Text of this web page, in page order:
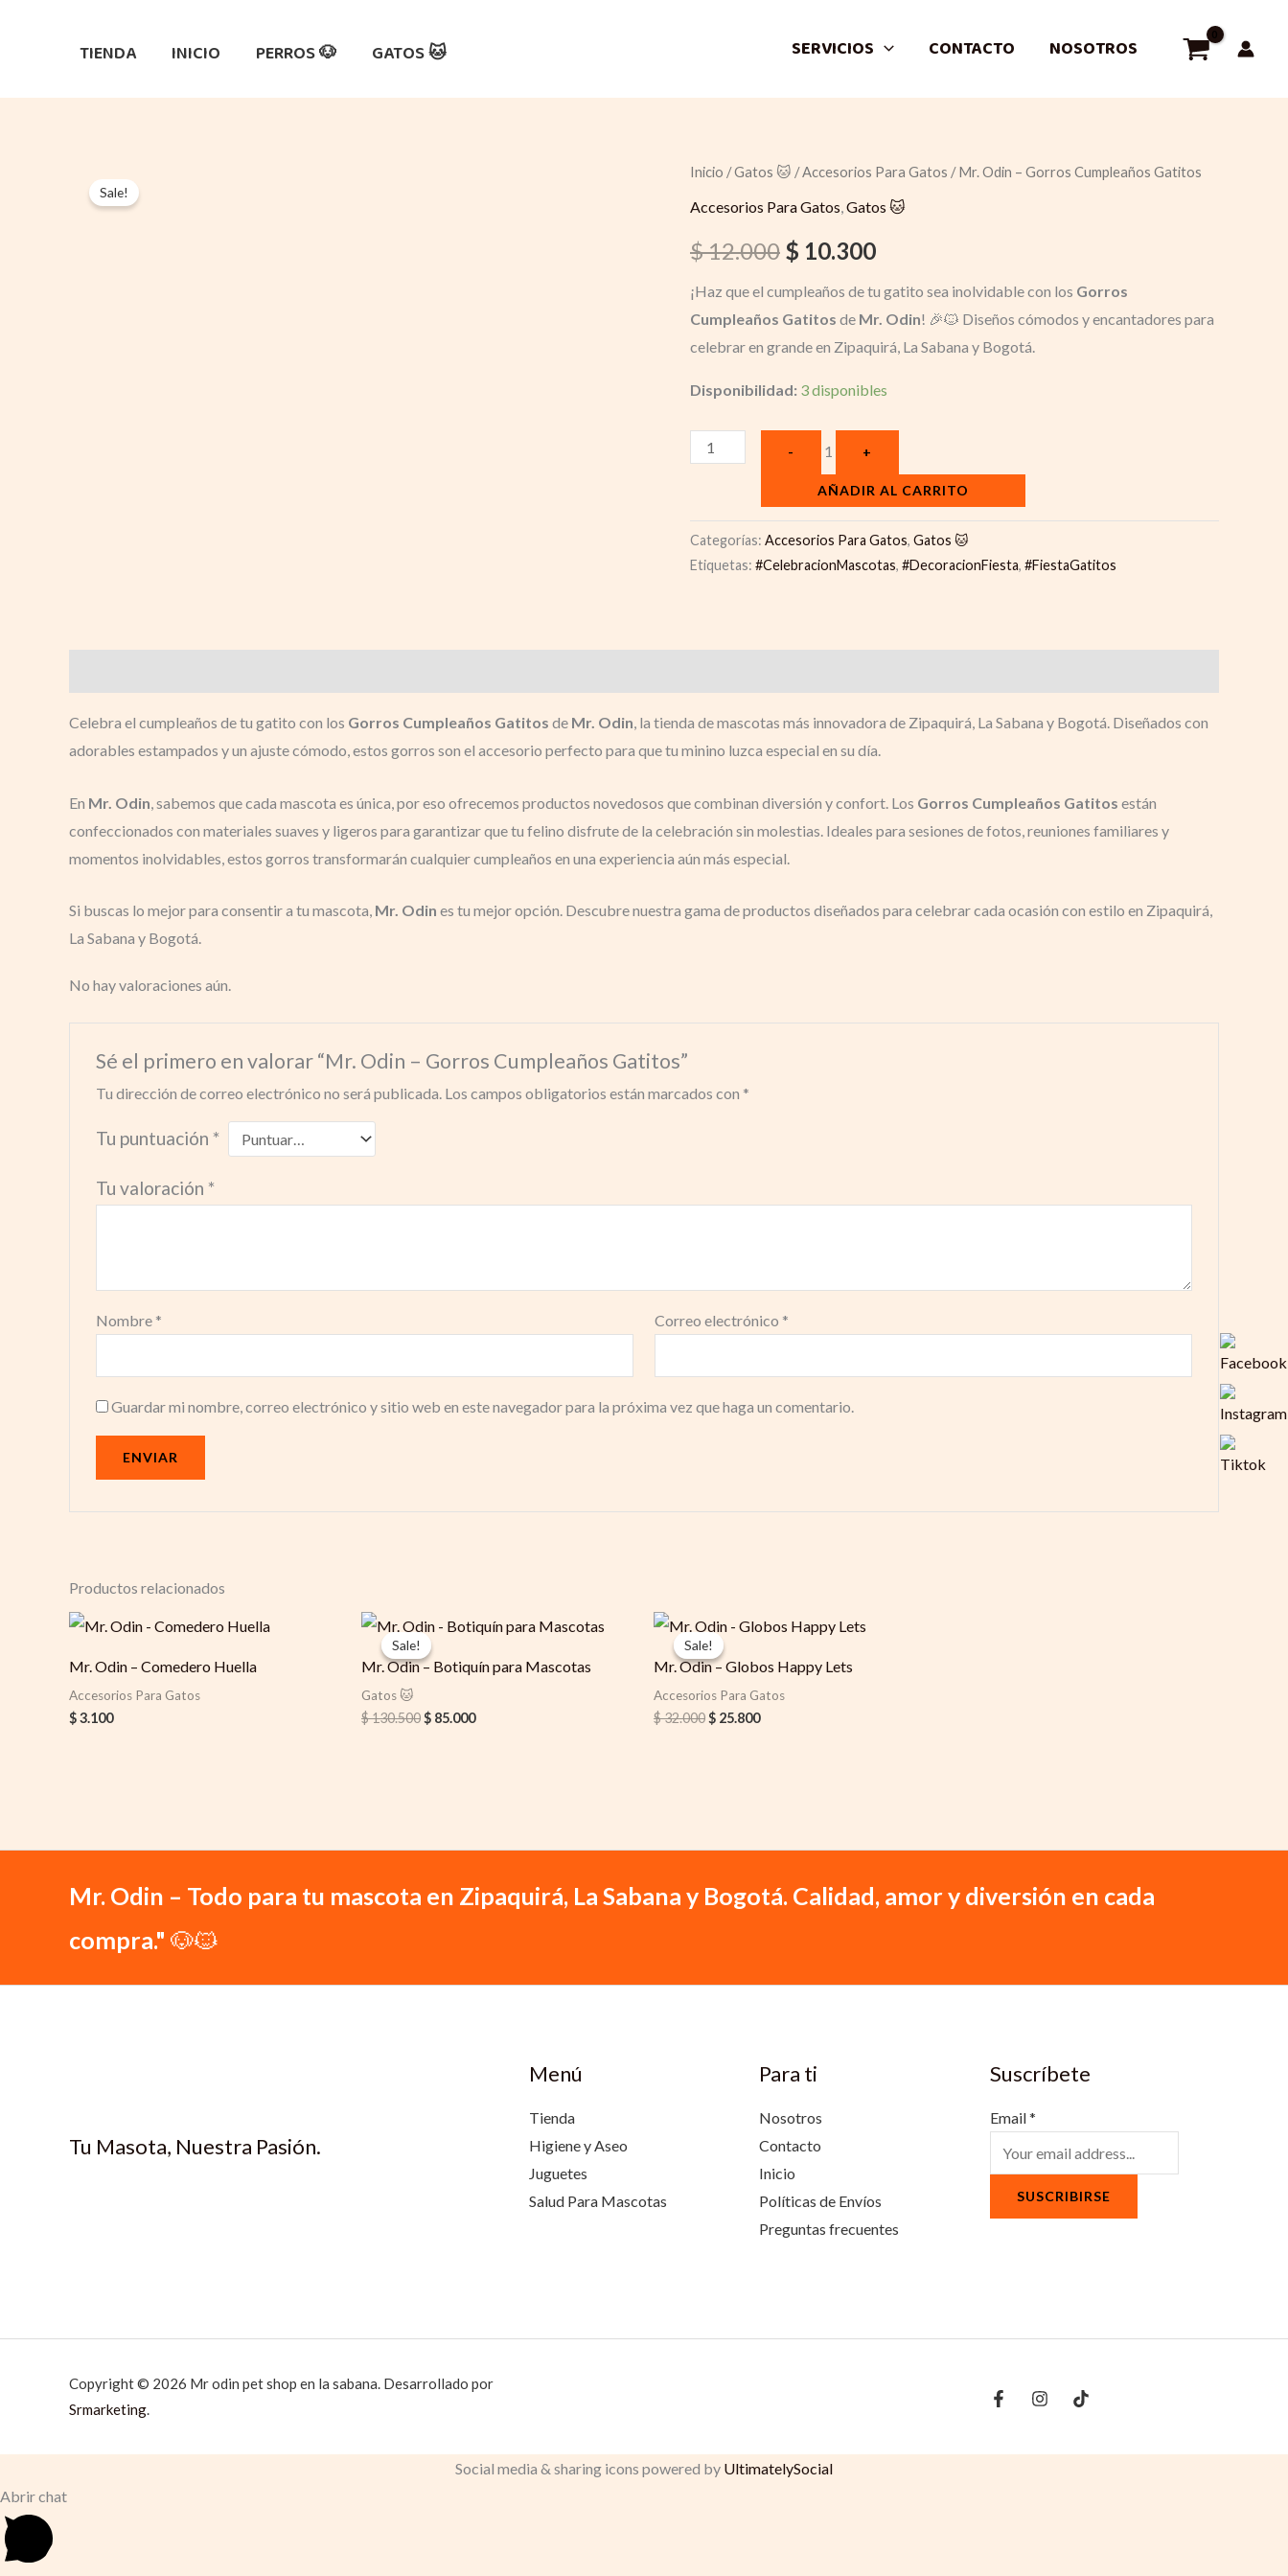
TIENDA INICIO PERROS 🐶 GATOS 🐱 SERVICIOS CONTACTO NOSOTROS
Sale!
Inicio /Gatos 🐱 /Accesorios Para Gatos / Mr. Odin – Gorros Cumpleaños Gatitos
Accesorios Para Gatos Gatos 🐱
$12.000
Original
price
was:
$ 12.000.
$ 10.300
Current
price
is:
$ 10.300.
¡Haz que el cumpleaños de tu gatito sea inolvidable con los Gorros
Cumpleaños Gatitos de Mr. Odin! 🎉🐱 Diseños cómodos y encantadores para
celebrar en grande en Zipaquirá, La Sabana y Bogotá.
Disponibilidad: 3 disponibles
Quantity
- 1 +
AÑADIR AL CARRITO
Categorías: Accesorios Para Gatos, Gatos 🐱
Etiquetas: #CelebracionMascotas, #DecoracionFiesta, #FiestaGatitos
Celebra el cumpleaños de tu gatito con los Gorros Cumpleaños Gatitos de Mr. Odin, la tienda de mascotas más innovadora de Zipaquirá, La Sabana y Bogotá. Diseñados con
adorables estampados y un ajuste cómodo, estos gorros son el accesorio perfecto para que tu minino luzca especial en su día.
En Mr. Odin, sabemos que cada mascota es única, por eso ofrecemos productos novedosos que combinan diversión y confort. Los Gorros Cumpleaños Gatitos están
confeccionados con materiales suaves y ligeros para garantizar que tu felino disfrute de la celebración sin molestias. Ideales para sesiones de fotos, reuniones familiares y
momentos inolvidables, estos gorros transformarán cualquier cumpleaños en una experiencia aún más especial.
Si buscas lo mejor para consentir a tu mascota, Mr. Odin es tu mejor opción. Descubre nuestra gama de productos diseñados para celebrar cada ocasión con estilo en Zipaquirá,
La Sabana y Bogotá.
No hay valoraciones aún.
Sé el primero en valorar “Mr. Odin – Gorros Cumpleaños Gatitos”
Tu dirección de correo electrónico no será publicada. Los campos obligatorios están marcados con *
Tu puntuación *
Tu valoración *
Nombre * Correo electrónico *
Guardar mi nombre, correo electrónico y sitio web en este navegador para la próxima vez que haga un comentario.
Productos relacionados
Mr. Odin – Comedero Huella
Accesorios Para Gatos
$3.100
Sale!
Sale!
Mr. Odin – Botiquín para Mascotas
Gatos 🐱
$130.500
Original
price
was:
$ 130.500.
$ 85.000
Current
price
$ 85.000.
Sale!
Sale!
Mr. Odin – Globos Happy Lets
Accesorios Para Gatos
$32.000
Original
price
was:
$ 32.000.
$ 25.800
Current
price
$ 25.800.
Mr. Odin – Todo para tu mascota en Zipaquirá, La Sabana y Bogotá. Calidad, amor y diversión en cada
compra." 🐶🐱
Tu Masota, Nuestra Pasión.
Menú
Tienda
Higiene y Aseo
Juguetes
Salud Para Mascotas
Para ti
Nosotros
Contacto
Inicio
Políticas de Envíos
Preguntas frecuentes
Suscríbete
Email*
SUSCRIBIRSE
Copyright © 2026 Mr odin pet shop en la sabana. Desarrollado por
Srmarketing.
Social media & sharing icons powered by UltimatelySocial
Abrir chat